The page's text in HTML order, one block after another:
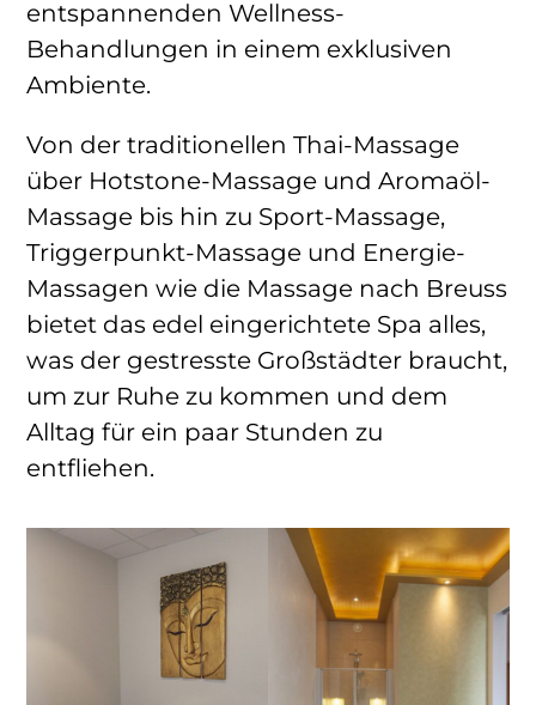
entspannenden Wellness-
Behandlungen in einem exklusiven
Ambiente.
Von der traditionellen Thai-Massage
über Hotstone-Massage und Aromaöl-
Massage bis hin zu Sport-Massage,
Triggerpunkt-Massage und Energie-
Massagen wie die Massage nach Breuss
bietet das edel eingerichtete Spa alles,
was der gestresste Großstädter braucht,
um zur Ruhe zu kommen und dem
Alltag für ein paar Stunden zu
entfliehen.